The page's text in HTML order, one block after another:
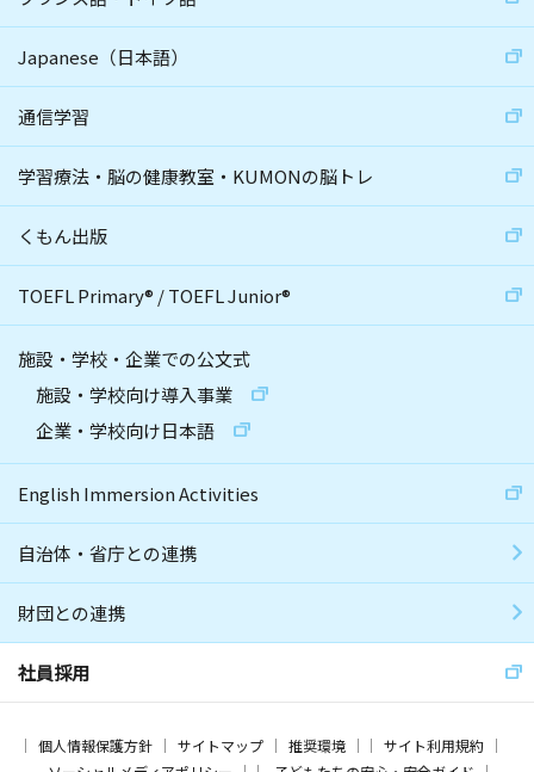
Japanese（日本語）
通信学習
学習療法・脳の健康教室・KUMONの脳トレ
くもん出版
TOEFL Primary® /TOEFL Junior®
施設・学校・企業での公文式
施設・学校向け導入事業
企業・学校向け日本語
English Immersion Activities
自治体・省庁との連携
財団との連携
社員採用
個人情報保護方針 サイトマップ 推奨環境
サイト利用規約